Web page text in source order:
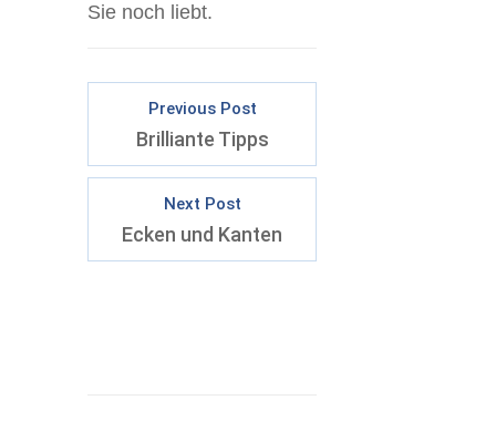
Sie noch liebt.
Previous Post
Brilliante Tipps
Next Post
Ecken und Kanten